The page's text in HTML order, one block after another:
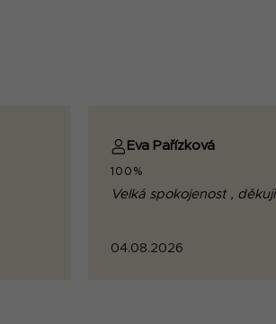
Eva Pařízková
100%
Velká spokojenost , děkuji
04.08.2026